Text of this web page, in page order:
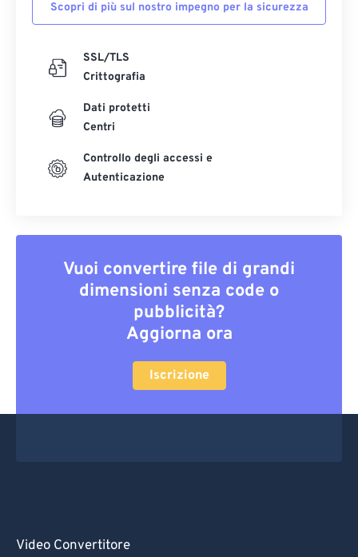
Scopri di più sul nostro impegno per la sicurezza
SSL/TLS
Crittografia
Dati protetti
Centri
Controllo degli accessi e
Autenticazione
Vuoi convertire file di grandi
dimensioni senza code o
pubblicità?
Aggiorna ora
Iscrizione
Video Convertitore